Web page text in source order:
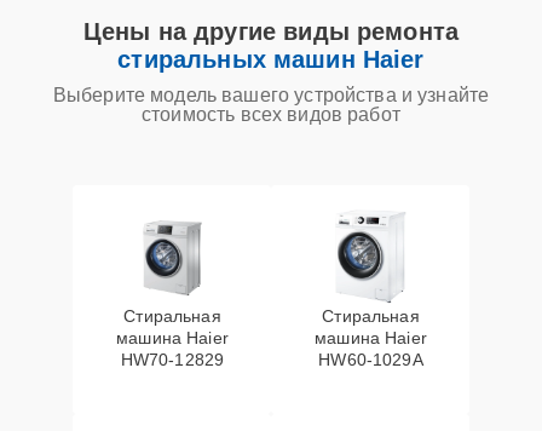
Цены на другие виды ремонта
стиральных машин Haier
Выберите модель вашего устройства и узнайте
стоимость всех видов работ
Стиральная
машина Haier
HW70-12829
Стиральная
машина Haier
HW60-1029A